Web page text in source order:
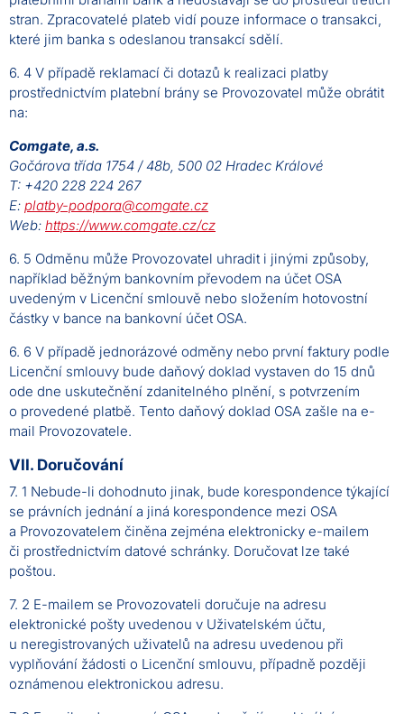
stran. Zpracovatelé plateb vidí pouze informace o transakci,
které jim banka s odeslanou transakcí sdělí.
6. 4 V případě reklamací či dotazů k realizaci platby
prostřednictvím platební brány se Provozovatel může obrátit
na:
Comgate, a.s.
Gočárova třída 1754 / 48b, 500 02 Hradec Králové
T: +420 228 224 267
E: platby-podpora@comgate.cz
Web: https://www.comgate.cz/cz
6. 5 Odměnu může Provozovatel uhradit i jinými způsoby,
například běžným bankovním převodem na účet OSA
uvedeným v Licenční smlouvě nebo složením hotovostní
částky v bance na bankovní účet OSA.
6. 6 V případě jednorázové odměny nebo první faktury podle
Licenční smlouvy bude daňový doklad vystaven do 15 dnů
ode dne uskutečnění zdanitelného plnění, s potvrzením
o provedené platbě. Tento daňový doklad OSA zašle na e-
mail Provozovatele.
VII. Doručování
7. 1 Nebude-li dohodnuto jinak, bude korespondence týkající
se právních jednání a jiná korespondence mezi OSA
a Provozovatelem činěna zejména elektronicky e-mailem
či prostřednictvím datové schránky. Doručovat lze také
poštou.
7. 2 E-mailem se Provozovateli doručuje na adresu
elektronické pošty uvedenou v Uživatelském účtu,
u neregistrovaných uživatelů na adresu uvedenou při
vyplňování žádosti o Licenční smlouvu, případně později
oznámenou elektronickou adresu.